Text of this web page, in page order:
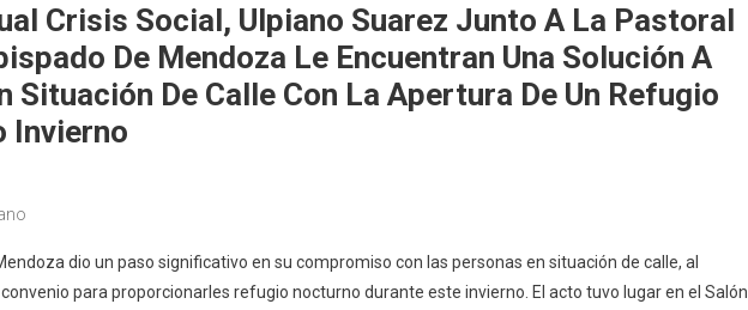
Crisis Social, Ulpiano Suarez Junto A La Pastoral
De Mendoza Le Encuentran Una Solución A
Situación De Calle Con La Apertura De Un Refugio
Invierno
dio un paso significativo en su compromiso con las personas en situación de calle, al
convenio para proporcionarles refugio nocturno durante este invierno. El acto tuvo lugar en el Salón